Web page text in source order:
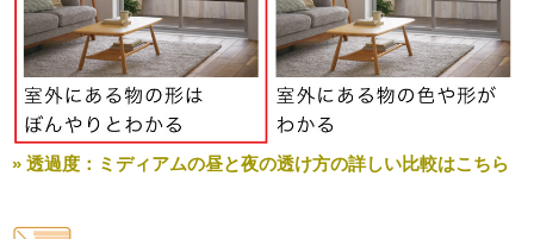
» 透過度：ミディアムの昼と夜の透け方の詳しい比較はこちら